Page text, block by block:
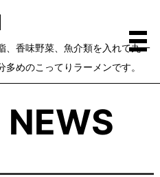
、香味野菜、魚介類を入れて丸一
めのこってりラーメンです。